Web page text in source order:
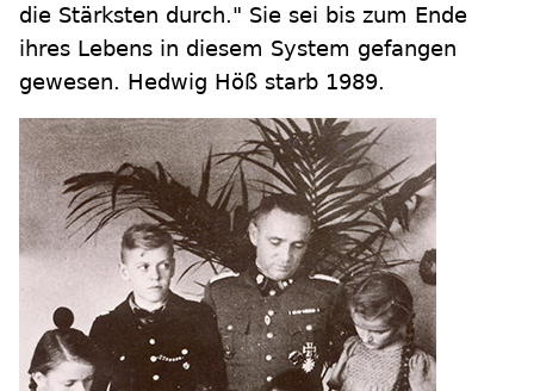
die Stärksten durch." Sie sei bis zum Ende
ihres Lebens in diesem System gefangen
gewesen. Hedwig Höß starb 1989.